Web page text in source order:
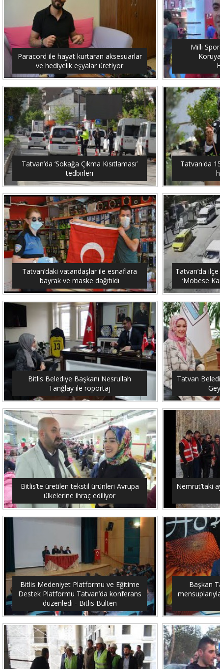
Paracord ile hayat kurtaran aksesuarlar
ve hediyelik eşyalar üretiyor
Milli
Tatvan’da ‘Sokağa Çıkma Kısıtlaması’
tedbirleri
Tatvan'da
Tatvan’daki vatandaşlar ile esnaflara
bayrak ve maske dağıtıldı
Tatvan’da
‘Mobese
Bitlis Belediye Başkanı Nesrullah
Tanğlay ile röportaj
Tatvan
Bitlis’te üretilen tekstil ürünleri Avrupa
ülkelerine ihraç ediliyor
Nemrut’taki
Bitlis Medeniyet Platformu ve Eğitime
Destek Platformu Tatvan’da konferans
düzenledi - Bitlis Bülten
Başkan